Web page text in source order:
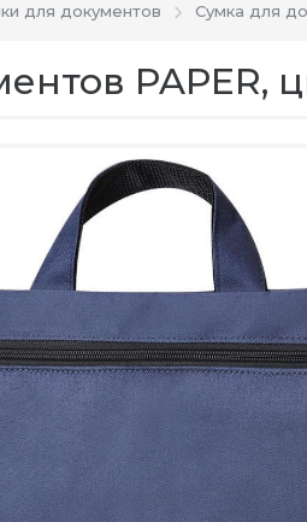
для документов Сумка для
PAPER,